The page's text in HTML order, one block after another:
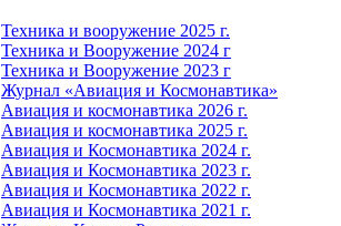
Техника и вооружение 2025 г.
Техника и Вооружение 2024 г
Техника и Вооружение 2023 г
Журнал «Авиация и Космонавтика»
Авиация и космонавтика 2026 г.
Авиация и космонавтика 2025 г.
Авиация и Космонавтика 2024 г.
Авиация и Космонавтика 2023 г.
Авиация и Космонавтика 2022 г.
Авиация и Космонавтика 2021 г.